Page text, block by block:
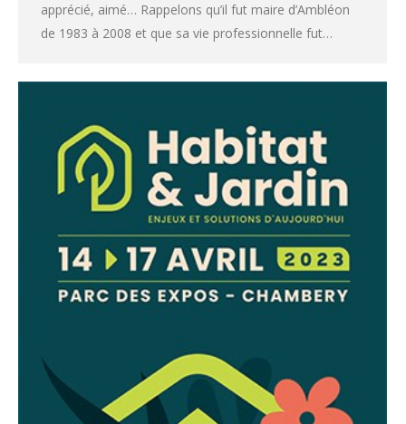
apprécié, aimé… Rappelons qu’il fut maire d’Ambléon
de 1983 à 2008 et que sa vie professionnelle fut…